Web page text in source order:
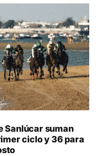
Sanlúcar suman
ciclo y 36 para